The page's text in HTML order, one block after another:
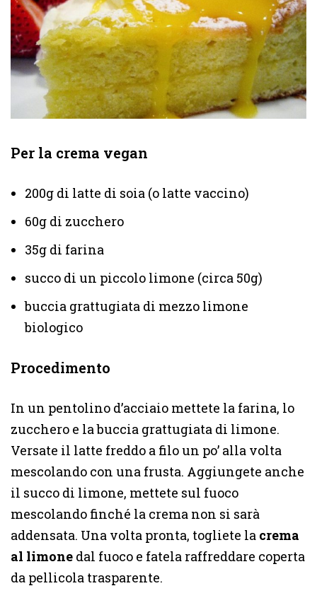
Per la crema vegan
200g di latte di soia (o latte vaccino)
60g di zucchero
35g di farina
succo di un piccolo limone (circa 50g)
buccia grattugiata di mezzo limone
biologico
Procedimento
In un pentolino d’acciaio mettete la farina, lo
zucchero e la buccia grattugiata di limone.
Versate il latte freddo a filo un po’ alla volta
mescolando con una frusta. Aggiungete anche
il succo di limone, mettete sul fuoco
mescolando finché la crema non si sarà
addensata. Una volta pronta, togliete la crema
al limone dal fuoco e fatela raffreddare coperta
da pellicola trasparente.